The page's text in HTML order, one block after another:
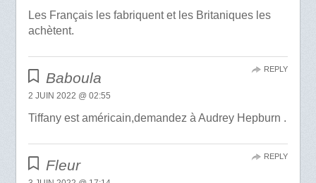
Les Français les fabriquent et les Britaniques les
achètent.
Baboula
2 JUIN 2022 @ 02:55
Tiffany est américain,demandez à Audrey Hepburn .
REPLY
Fleur
REPLY